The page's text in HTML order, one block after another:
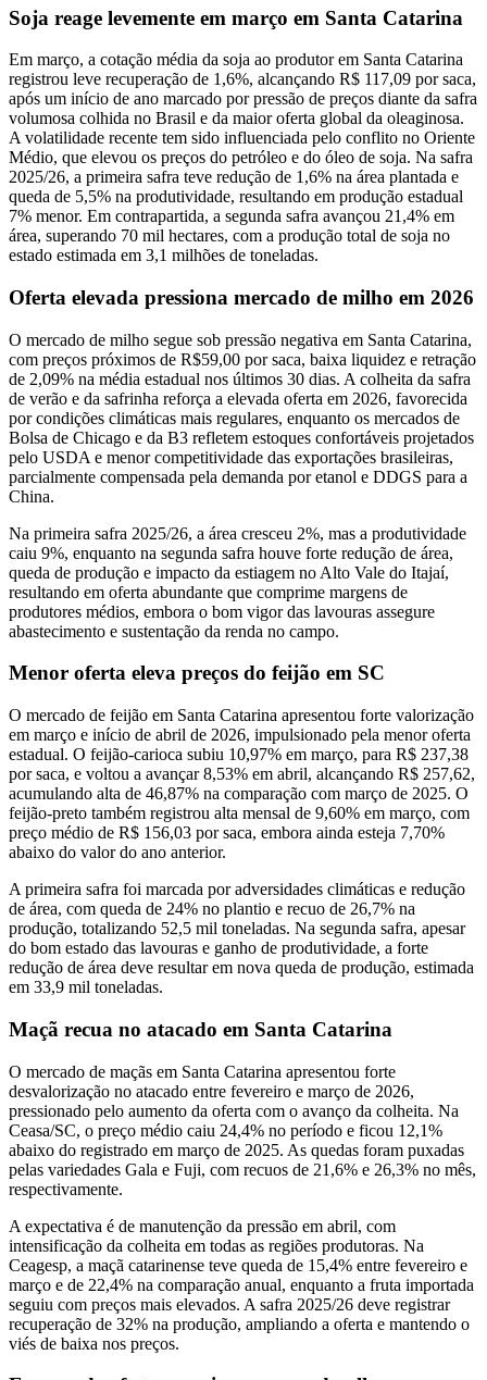
Soja reage levemente em março em Santa Catarina
Em março, a cotação média da soja ao produtor em Santa Catarina
registrou leve recuperação de 1,6%, alcançando R$ 117,09 por saca,
após um início de ano marcado por pressão de preços diante da safra
volumosa colhida no Brasil e da maior oferta global da oleaginosa.
A volatilidade recente tem sido influenciada pelo conflito no Oriente
Médio, que elevou os preços do petróleo e do óleo de soja. Na safra
2025/26, a primeira safra teve redução de 1,6% na área plantada e
queda de 5,5% na produtividade, resultando em produção estadual
7% menor. Em contrapartida, a segunda safra avançou 21,4% em
área, superando 70 mil hectares, com a produção total de soja no
estado estimada em 3,1 milhões de toneladas.
Oferta elevada pressiona mercado de milho em 2026
O mercado de milho segue sob pressão negativa em Santa Catarina,
com preços próximos de R$59,00 por saca, baixa liquidez e retração
de 2,09% na média estadual nos últimos 30 dias. A colheita da safra
de verão e da safrinha reforça a elevada oferta em 2026, favorecida
por condições climáticas mais regulares, enquanto os mercados de
Bolsa de Chicago e da B3 refletem estoques confortáveis projetados
pelo USDA e menor competitividade das exportações brasileiras,
parcialmente compensada pela demanda por etanol e DDGS para a
China.
Na primeira safra 2025/26, a área cresceu 2%, mas a produtividade
caiu 9%, enquanto na segunda safra houve forte redução de área,
queda de produção e impacto da estiagem no Alto Vale do Itajaí,
resultando em oferta abundante que comprime margens de
produtores médios, embora o bom vigor das lavouras assegure
abastecimento e sustentação da renda no campo.
Menor oferta eleva preços do feijão em SC
O mercado de feijão em Santa Catarina apresentou forte valorização
em março e início de abril de 2026, impulsionado pela menor oferta
estadual. O feijão-carioca subiu 10,97% em março, para R$ 237,38
por saca, e voltou a avançar 8,53% em abril, alcançando R$ 257,62,
acumulando alta de 46,87% na comparação com março de 2025. O
feijão-preto também registrou alta mensal de 9,60% em março, com
preço médio de R$ 156,03 por saca, embora ainda esteja 7,70%
abaixo do valor do ano anterior.
A primeira safra foi marcada por adversidades climáticas e redução
de área, com queda de 24% no plantio e recuo de 26,7% na
produção, totalizando 52,5 mil toneladas. Na segunda safra, apesar
do bom estado das lavouras e ganho de produtividade, a forte
redução de área deve resultar em nova queda de produção, estimada
em 33,9 mil toneladas.
Maçã recua no atacado em Santa Catarina
O mercado de maçãs em Santa Catarina apresentou forte
desvalorização no atacado entre fevereiro e março de 2026,
pressionado pelo aumento da oferta com o avanço da colheita. Na
Ceasa/SC, o preço médio caiu 24,4% no período e ficou 12,1%
abaixo do registrado em março de 2025. As quedas foram puxadas
pelas variedades Gala e Fuji, com recuos de 21,6% e 26,3% no mês,
respectivamente.
A expectativa é de manutenção da pressão em abril, com
intensificação da colheita em todas as regiões produtoras. Na
Ceagesp, a maçã catarinense teve queda de 15,4% entre fevereiro e
março e de 22,4% na comparação anual, enquanto a fruta importada
seguiu com preços mais elevados. A safra 2025/26 deve registrar
recuperação de 32% na produção, ampliando a oferta e mantendo o
viés de baixa nos preços.